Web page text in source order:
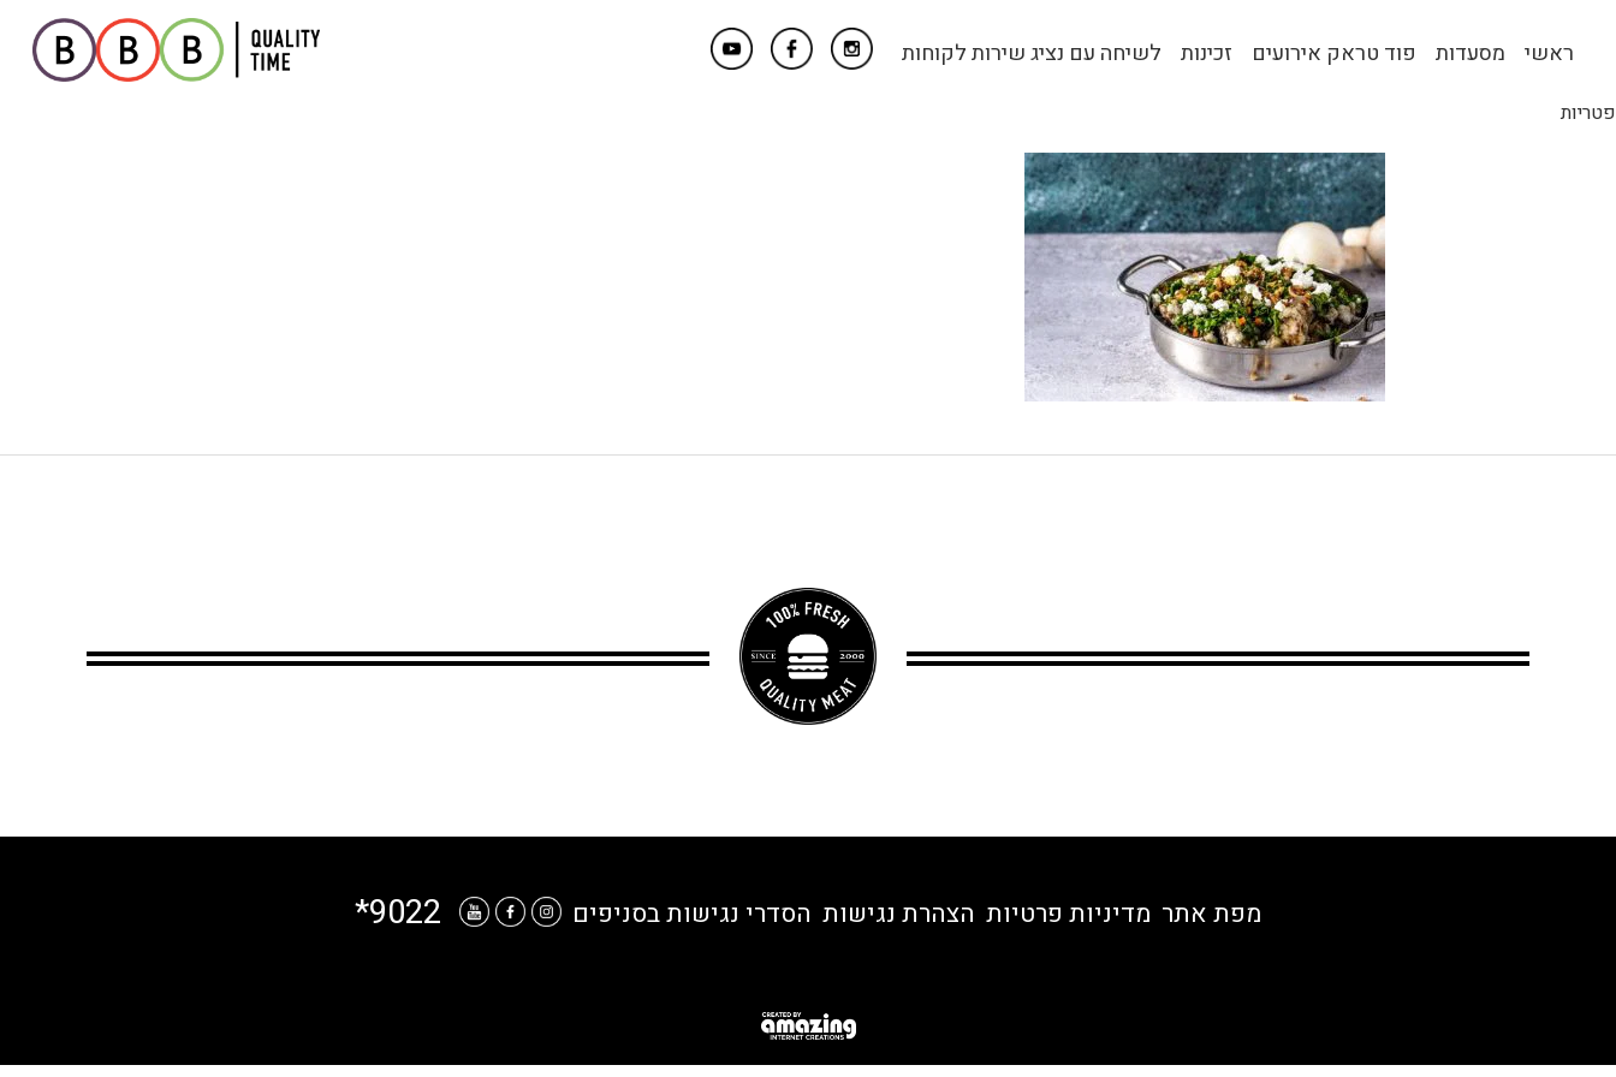
ראשי מסעדות פוד טראק אירועים זכינות לשיחה עם נציג שירות לקוחות
פטריות
מפת אתר מדיניות פרטיות הצהרת נגישות הסדרי נגישות בסניפים *9022